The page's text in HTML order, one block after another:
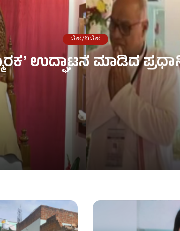
ದೇಶ/ವಿದೇಶ
ಉದ್ಘಾಟನೆ ಮಾಡಿದ
ಪ್ರಧಾನಿ ಮೋದಿ!